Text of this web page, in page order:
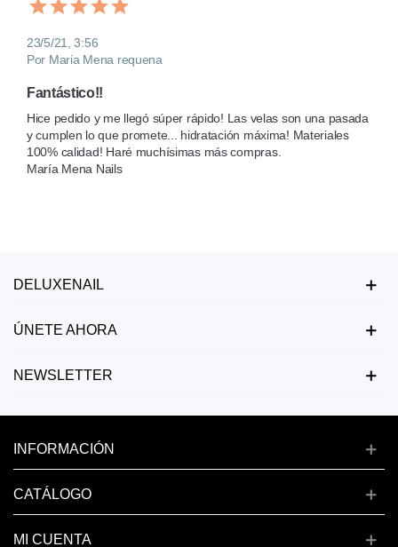
23/5/21, 3:56
Por Maria Mena requena
Fantástico!!
Hice pedido y me llegó súper rápido! Las velas son una pasada
y cumplen lo que promete... hidratación máxima! Materiales
100% calidad! Haré muchísimas más compras.
María Mena Nails
DELUXENAIL
ÚNETE AHORA
NEWSLETTER
INFORMACIÓN
CATÁLOGO
MI CUENTA